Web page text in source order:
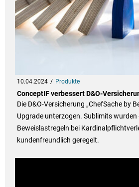
10.04.2024 Produkte
ConceptIF verbessert D&O-
Die D&O-Versicherung „ChefSache by
Upgrade unterzogen. Sublimits wurden
Beweislastregeln bei
kundenfreundlich geregelt.